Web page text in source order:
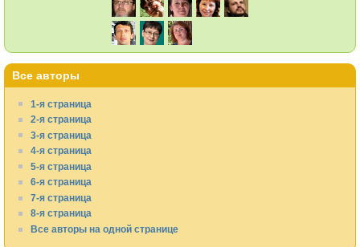
Все авторы
1-я страница
2-я страница
3-я страница
4-я страница
5-я страница
6-я страница
7-я страница
8-я страница
Все авторы на одной странице